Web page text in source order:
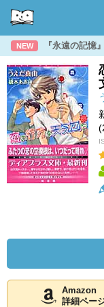
NEW 『永遠の記憶
Amazon
詳細ペー